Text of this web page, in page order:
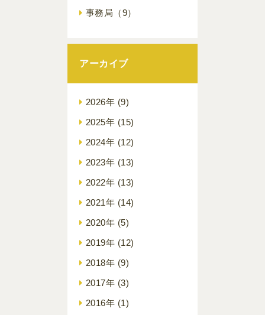
事務局 （9）
アーカイブ
2026年 (9)
2025年 (15)
2024年 (12)
2023年 (13)
2022年 (13)
2021年 (14)
2020年 (5)
2019年 (12)
2018年 (9)
2017年 (3)
2016年 (1)